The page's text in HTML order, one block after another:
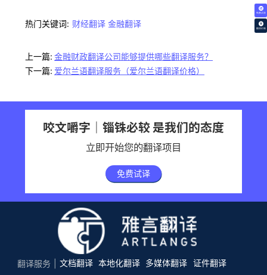
免费试译
翻译价格
热门关键词: 财经翻译 金融翻译
上一篇: 金融财政翻译公司能够提供哪些翻译服务？
下一篇: 爱尔兰语翻译服务（爱尔兰语翻译价格）
咬文嚼字｜锱铢必较 是我们的态度
立即开始您的翻译项目
免费试译
翻译服务 文档翻译 本地化翻译 多媒体翻译 证件翻译